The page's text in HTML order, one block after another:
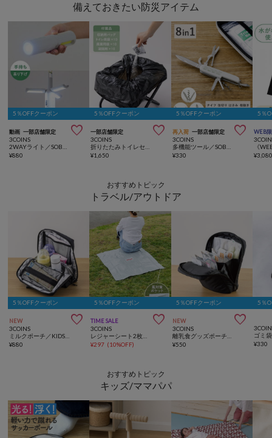
備えておきたい防災アイテム
5％OFFクーポン
動画 一部店舗限定 
3COINS
¥880
5％OFFクーポン
一部店舗限定 
3COINS
¥1,650
5％OFFクーポン
再入荷 一部店舗限定 
3COINS
¥330
5％
WEB
¥
おすすめトピック
トラベル/アウトドア
5％OFFクーポン
NEW 
3COINS
¥880
5％OFFクーポン
TIME SALE 
3COINS
¥297 (10%OFF)
5％OFFクーポン
NEW 
3COINS
¥550
5％
ゴミ
¥330
おすすめトピック
キッズ/ママパパ